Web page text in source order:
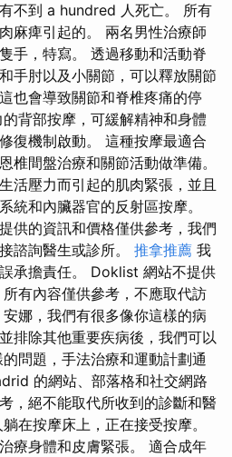
不到 a hundred 人死亡。 所有
麻痺引起的。 兩名男性治療師
手，特寫。 透過移動和活動脊
手肘以及小關節，可以釋放關節
也會導致關節和脊椎疼痛的停
背部按摩，可緩解精神和身體
復機制啟動。 這種按摩最適合
椎間盤治療和關節活動做準備。
活壓力而引起的肌肉緊張，並且
統和內臟器官的反射區按摩。
供的資訊和價格僅供參考，我們
諮詢醫生或診所。 推拿推薦 我
承擔責任。 Doklist 網站不提供
有內容僅供參考，不應取代訪
娜，我們有很多像你這樣的病
排除其他重要疾病後，我們可以
問題，手法治療和運動計劃通
的網站、部落格和社交網路
，絕不能取代所收到的診斷和醫
在按摩床上，正在接受按摩。
療身體和皮膚緊張。 適合成年